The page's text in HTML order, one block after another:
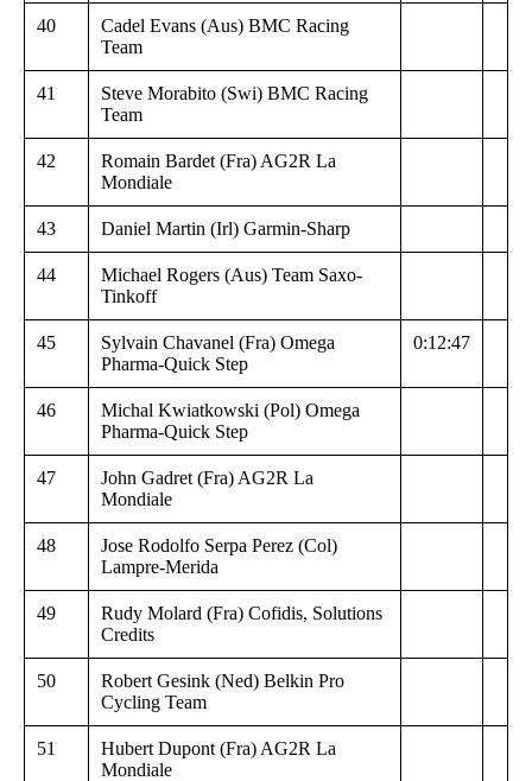
40
Cadel Evans (Aus) BMC Racing
Team
41
Steve Morabito (Swi) BMC Racing
Team
42
Romain Bardet (Fra) AG2R La
Mondiale
43 Daniel Martin (Irl) Garmin-Sharp
44
Michael Rogers (Aus) Team Saxo-
Tinkoff
45
Sylvain Chavanel (Fra) Omega
Pharma-Quick Step
0:12:47
46
Michal Kwiatkowski (Pol) Omega
Pharma-Quick Step
47
John Gadret (Fra) AG2R La
Mondiale
48
Jose Rodolfo Serpa Perez (Col)
Lampre-Merida
49
Rudy Molard (Fra) Cofidis, Solutions
Credits
50
Robert Gesink (Ned) Belkin Pro
Cycling Team
51
Hubert Dupont (Fra) AG2R La
Mondiale